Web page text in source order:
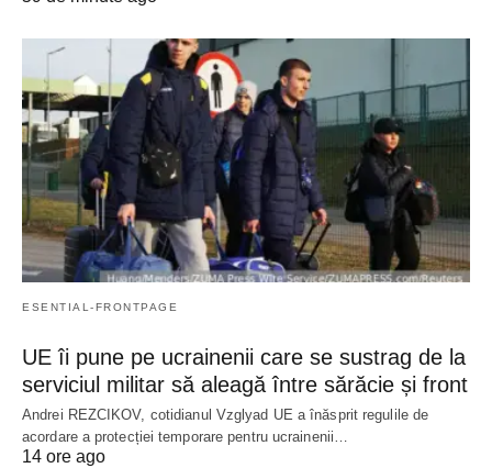
ESENTIAL-FRONTPAGE
UE îi pune pe ucrainenii care se sustrag de la
serviciul militar să aleagă între sărăcie și front
Andrei REZCIKOV, cotidianul Vzglyad UE a înăsprit regulile de
acordare a protecției temporare pentru ucrainenii…
14 ore ago